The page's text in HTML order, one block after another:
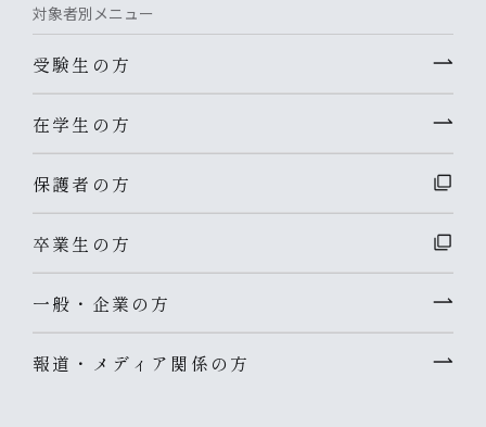
対象者別メニュー
受験生の方
在学生の方
保護者の方
卒業生の方
一般・企業の方
報道・メディア関係の方